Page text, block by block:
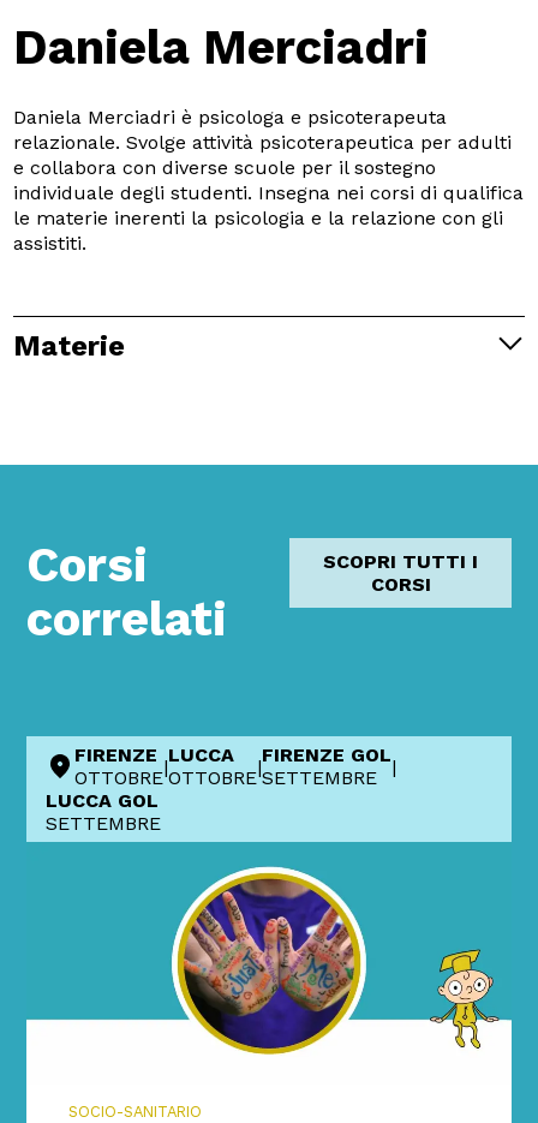
Daniela Merciadri
Daniela Merciadri è psicologa e psicoterapeuta
relazionale. Svolge attività psicoterapeutica per adulti
e collabora con diverse scuole per il sostegno
individuale degli studenti. Insegna nei corsi di qualifica
le materie inerenti la psicologia e la relazione con gli
assistiti.
Materie
Corsi
correlati
SCOPRI TUTTI I
CORSI
FIRENZE
OTTOBRE|LUCCA
OTTOBRE|FIRENZE GOL
SETTEMBRE
|
LUCCA GOL
SETTEMBRE
SOCIO-SANITARIO